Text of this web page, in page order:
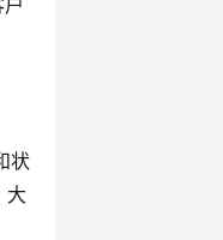
状
大